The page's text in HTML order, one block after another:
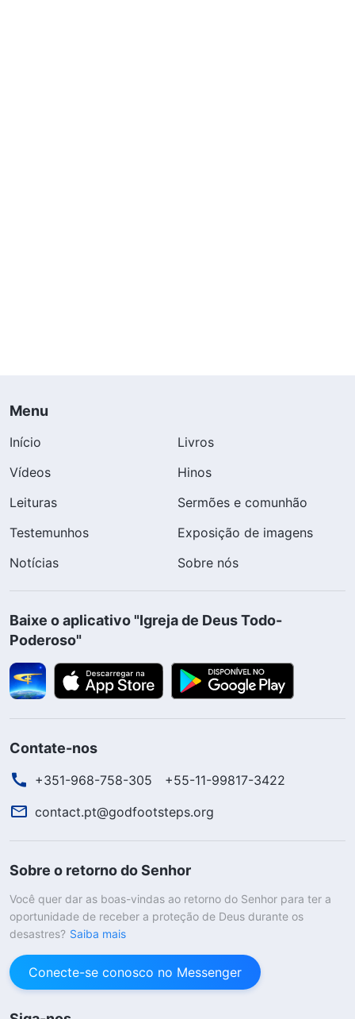
Menu
Início
Livros
Vídeos
Hinos
Leituras
Sermões e comunhão
Testemunhos
Exposição de imagens
Notícias
Sobre nós
Baixe o aplicativo "Igreja de Deus Todo-
Poderoso"
Contate-nos
+351-968-758-305
+55-11-99817-3422
contact.pt@godfootsteps.org
Sobre o retorno do Senhor
Você quer dar as boas-vindas ao retorno do Senhor para ter a
oportunidade de receber a proteção de Deus durante os
desastres? Saiba mais
Conecte-se conosco no Messenger